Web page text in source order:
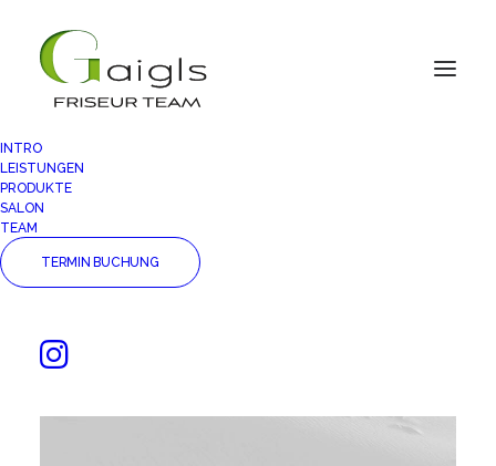
INTRO
LEISTUNGEN
PRODUKTE
SALON
TEAM
TERMIN BUCHUNG